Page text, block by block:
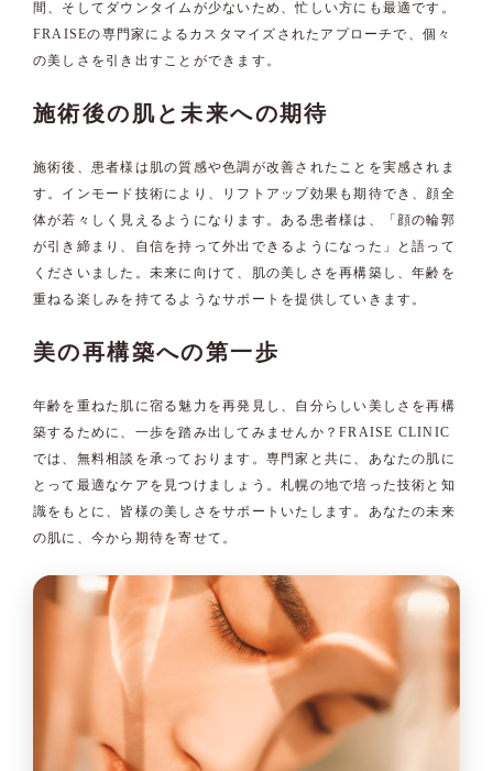
間、そしてダウンタイムが少ないため、忙しい方にも最適です。
FRAISEの専門家によるカスタマイズされたアプローチで、個々
の美しさを引き出すことができます。
施術後の肌と未来への期待
施術後、患者様は肌の質感や色調が改善されたことを実感されま
す。インモード技術により、リフトアップ効果も期待でき、顔全
体が若々しく見えるようになります。ある患者様は、「顔の輪郭
が引き締まり、自信を持って外出できるようになった」と語って
くださいました。未来に向けて、肌の美しさを再構築し、年齢を
重ねる楽しみを持てるようなサポートを提供していきます。
美の再構築への第一歩
年齢を重ねた肌に宿る魅力を再発見し、自分らしい美しさを再構
築するために、一歩を踏み出してみませんか？FRAISE CLINIC
では、無料相談を承っております。専門家と共に、あなたの肌に
とって最適なケアを見つけましょう。札幌の地で培った技術と知
識をもとに、皆様の美しさをサポートいたします。あなたの未来
の肌に、今から期待を寄せて。